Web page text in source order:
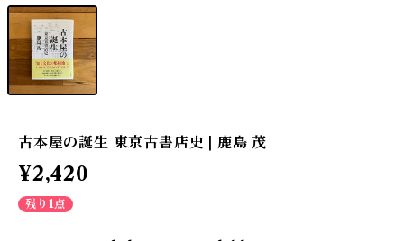
古本屋の誕生 東京古書店史 | 鹿島 茂
¥2,420
残り1点